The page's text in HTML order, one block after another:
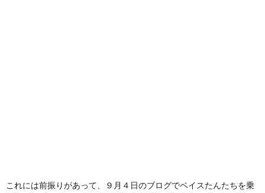
これには前振りがあって、９月４日のブログでベイスたんたちを乗